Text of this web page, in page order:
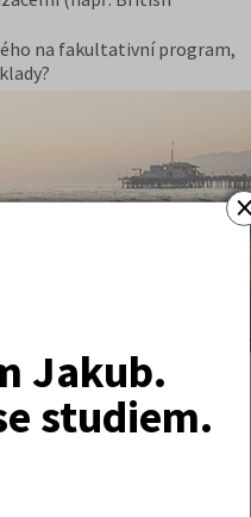
Jakub.
studiem.
na fakultativní program,